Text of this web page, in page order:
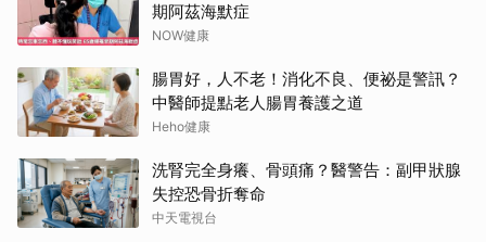
期阿茲海默症
NOW健康
腸胃好，人不老！消化不良、便祕是警訊？
中醫師提點老人腸胃養護之道
Heho健康
洗腎完全身癢、骨頭痛？醫警告：副甲狀腺
失控恐骨折奪命
中天電視台